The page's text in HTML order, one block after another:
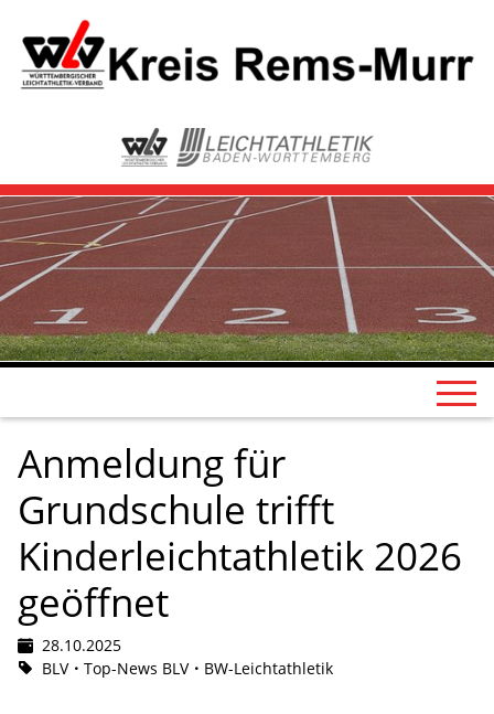
Anmeldung für
Grundschule trifft
Kinderleichtathletik 2026
geöffnet
28.10.2025
BLV
Top-News BLV BW-Leichtathletik